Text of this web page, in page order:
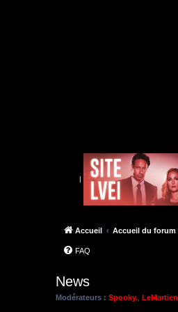
|
Accueil Accueil du forum
FAQ
News
Modérateurs : Spooky. LeMartien